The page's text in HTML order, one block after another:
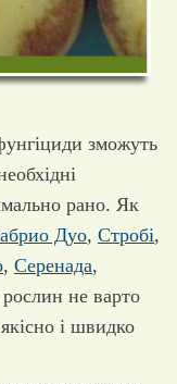
зможуть
рано. Як
Дуо, Стробі,
, Серенада,
не варто
і швидко